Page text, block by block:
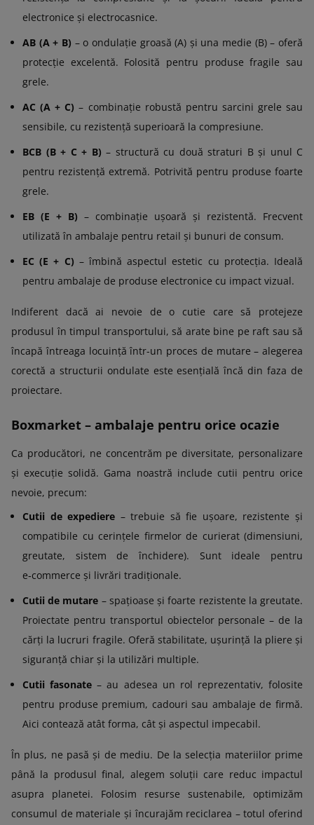
electronice și electrocasnice.
AB (A + B) – o ondulație groasă (A) și una medie (B) – oferă
protecție excelentă. Folosită pentru produse fragile sau
grele.
AC (A + C) – combinație robustă pentru sarcini grele sau
sensibile, cu rezistență superioară la compresiune.
BCB (B + C + B) – structură cu două straturi B și unul C
pentru rezistență extremă. Potrivită pentru produse foarte
grele.
EB (E + B) – combinație ușoară și rezistentă. Frecvent
utilizată în ambalaje pentru retail și bunuri de consum.
EC (E + C) – îmbină aspectul estetic cu protecția. Ideală
pentru ambalaje de produse electronice cu impact vizual.
Indiferent dacă ai nevoie de o cutie care să protejeze
produsul în timpul transportului, să arate bine pe raft sau să
încapă întreaga locuință într-un proces de mutare – alegerea
corectă a structurii ondulate este esențială încă din faza de
proiectare.
Boxmarket – ambalaje pentru orice ocazie
Ca producători, ne concentrăm pe diversitate, personalizare
și execuție solidă. Gama noastră include cutii pentru orice
nevoie, precum:
Cutii de expediere – trebuie să fie ușoare, rezistente și
compatibile cu cerințele firmelor de curierat (dimensiuni,
greutate, sistem de închidere). Sunt ideale pentru
e‑commerce și livrări tradiționale.
Cutii de mutare – spațioase și foarte rezistente la greutate.
Proiectate pentru transportul obiectelor personale – de la
cărți la lucruri fragile. Oferă stabilitate, ușurință la pliere și
siguranță chiar și la utilizări multiple.
Cutii fasonate – au adesea un rol reprezentativ, folosite
pentru produse premium, cadouri sau ambalaje de firmă.
Aici contează atât forma, cât și aspectul impecabil.
În plus, ne pasă și de mediu. De la selecția materiilor prime
până la produsul final, alegem soluții care reduc impactul
asupra planetei. Folosim resurse sustenabile, optimizăm
consumul de materiale și încurajăm reciclarea – totul oferind